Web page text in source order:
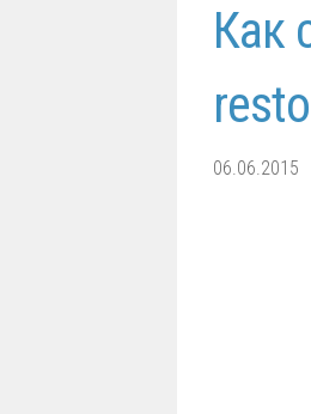
Как
06.06.2015